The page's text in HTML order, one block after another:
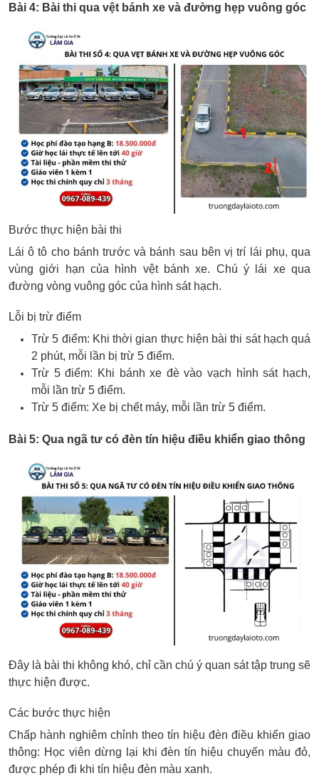
Bài 4: Bài thi qua vệt bánh xe và đường hẹp vuông góc
Bước thực hiện bài thi
Lái ô tô cho bánh trước và bánh sau bên vị trí lái phụ, qua
vùng giới hạn của hình vệt bánh xe. Chú ý lái xe qua
đường vòng vuông góc của hình sát hạch.
Lỗi bị trừ điểm
Trừ 5 điểm: Khi thời gian thực hiện bài thi sát hạch quá
2 phút, mỗi lần bị trừ 5 điểm.
Trừ 5 điểm: Khi bánh xe đè vào vạch hình sát hạch,
mỗi lần trừ 5 điểm.
Trừ 5 điểm: Xe bị chết máy, mỗi lần trừ 5 điểm.
Bài 5: Qua ngã tư có đèn tín hiệu điều khiển giao thông
Đây là bài thi không khó, chỉ cần chú ý quan sát tập trung sẽ
thực hiện được.
Các bước thực hiện
Chấp hành nghiêm chỉnh theo tín hiệu đèn điều khiển giao
thông: Học viên dừng lại khi đèn tín hiệu chuyển màu đỏ,
được phép đi khi tín hiệu đèn màu xanh.